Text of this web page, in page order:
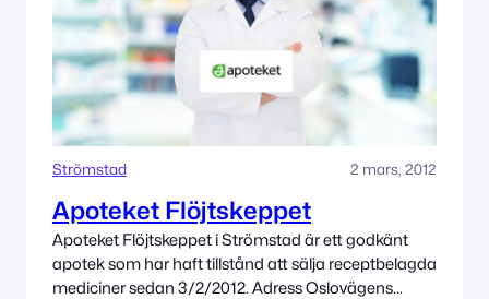
Strömstad 2 mars, 2012
Apoteket Flöjtskeppet
Apoteket Flöjtskeppet i Strömstad är ett godkänt
apotek som har haft tillstånd att sälja receptbelagda
mediciner sedan 3/2/2012. Adress Oslovägens